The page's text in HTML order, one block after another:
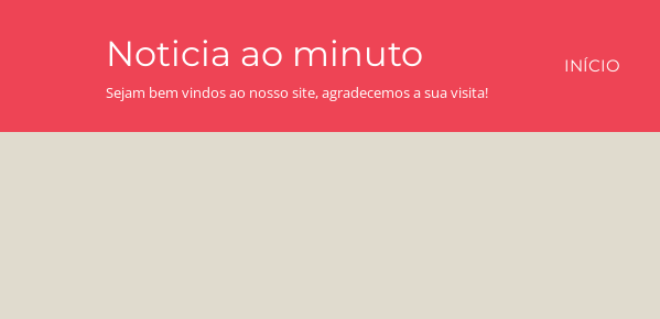
Noticia ao minuto
Sejam bem vindos ao nosso site, agradecemos a sua visita!
INÍCIO